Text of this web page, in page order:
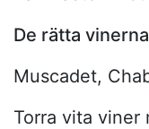
De rätta vinerna
Muscadet,
Torra vita viner